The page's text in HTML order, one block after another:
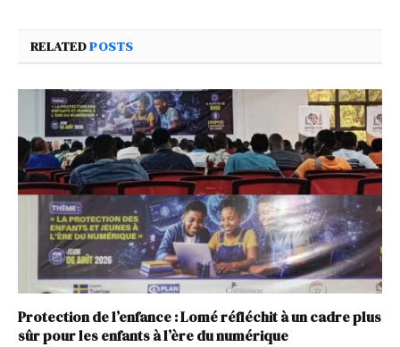
RELATEDPOSTS
Protection de l’enfance : Lomé réfléchit à un cadre plus
sûr pour les enfants à l’ère du numérique